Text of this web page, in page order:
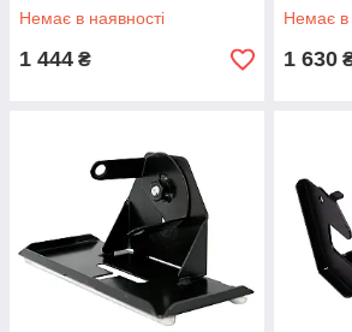
Немає в наявності
1 444 ₴
Немає в
1 630